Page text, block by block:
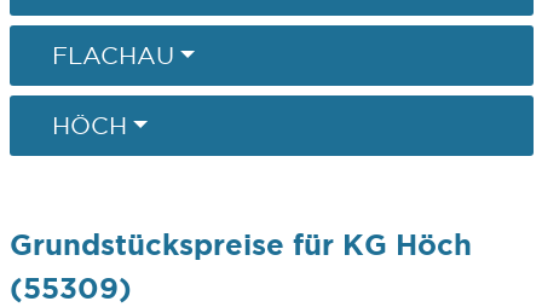
FLACHAU
HÖCH
Grundstückspreise für KG Höch
(55309)